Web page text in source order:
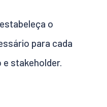
estabeleça o
para cada
stakeholder.